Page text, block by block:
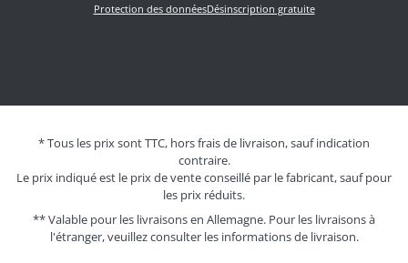
Protection des donnéesDésinscription gratuite
* Tous les prix sont TTC, hors frais de livraison, sauf indication
contraire.
Le prix indiqué est le prix de vente conseillé par le fabricant, sauf pour
les prix réduits.
** Valable pour les livraisons en Allemagne. Pour les livraisons à
l'étranger, veuillez consulter les informations de livraison.